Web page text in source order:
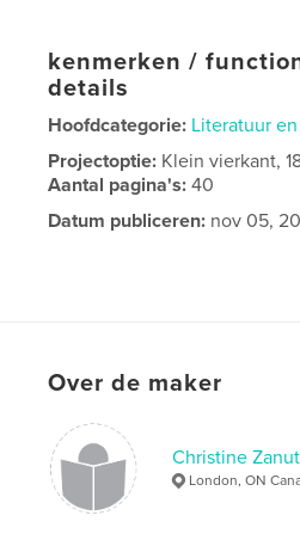
kenmerken /
details
Hoofdcategorie: Literatuur
Projectoptie: Klein vierkant,
Aantal pagina's:40
Datum publiceren: nov 05,
Over de maker
Christine
London, ON